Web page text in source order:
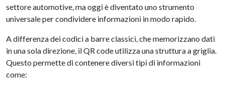
settore automotive, ma oggi è diventato uno strumento
universale per condividere informazioni in modo rapido.
A differenza dei codici a barre classici, che memorizzano dati
in una sola direzione, il QR code utilizza una struttura a griglia.
Questo permette di contenere diversi tipi di informazioni
come: